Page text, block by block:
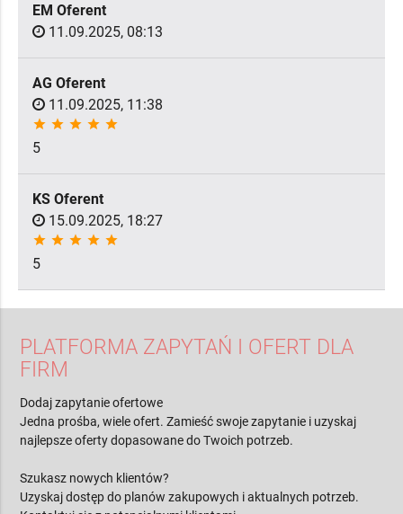
EM Oferent
11.09.2025, 08:13
AG Oferent
11.09.2025, 11:38
star star star star star
5
KS Oferent
15.09.2025, 18:27
star star star star star
5
PLATFORMA ZAPYTAŃ I OFERT DLA
FIRM
Dodaj zapytanie ofertowe
Jedna prośba, wiele ofert. Zamieść swoje zapytanie i uzyskaj
najlepsze oferty dopasowane do Twoich potrzeb.
Szukasz nowych klientów?
Uzyskaj dostęp do planów zakupowych i aktualnych potrzeb.